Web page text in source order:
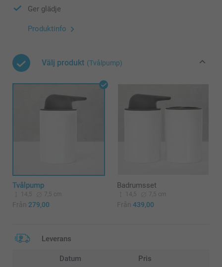
Ger glädje
Produktinfo
Välj produkt (Tvålpump)
Tvålpump
14,5 7,5 cm
Från 279,00
Badrumsset
14,5 7,5 cm
Från 439,00
Leverans
Datum Pris